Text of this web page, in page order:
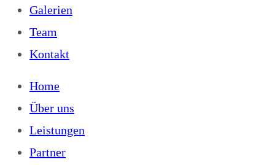
Galerien
Team
Kontakt
Home
Über uns
Leistungen
Partner